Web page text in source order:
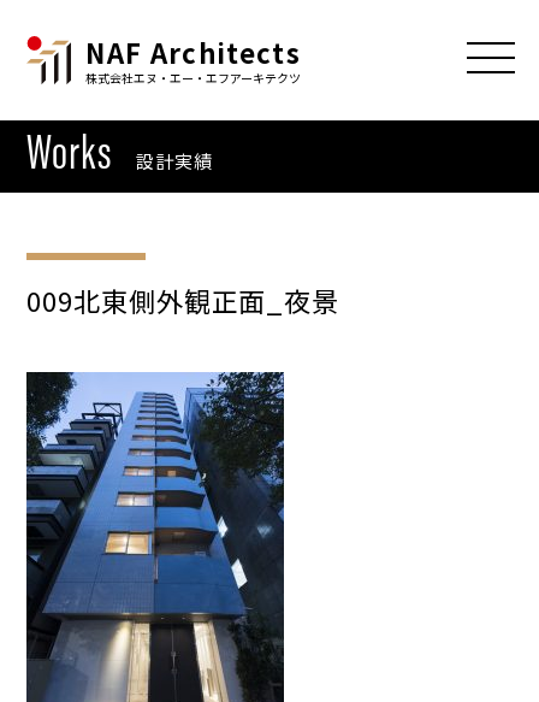
NAF Architects
株式会社エヌ・エー・エフアーキテクツ
Works 設計実績
009北東側外観正面_夜景